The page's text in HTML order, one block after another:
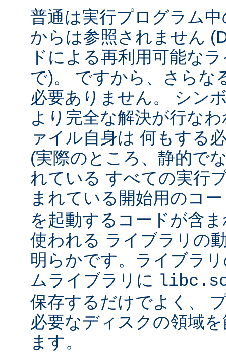
普通は実行プログラム
からは参照されません
ドによる再利用可能な
で)。 ですから、さらな
必要ありません。 シン
より完全な解決が行な
ァイル自身は 何もする
(実際のところ、静的で
れている すべての実行
まれている開始用のコ
を起動するコードが含
使われる ライブラリの
明らかです。ライブラ
ムライブラリに
保存するだけでよく、
必要なディスクの領域
ます。